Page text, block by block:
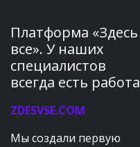
Платформа «Здесь
все». У наших
специалистов
всегда есть работа
ZDESVSE.COM
Мы создали первую